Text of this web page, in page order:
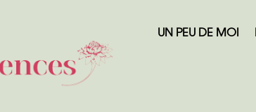
UN PEU DE MOI